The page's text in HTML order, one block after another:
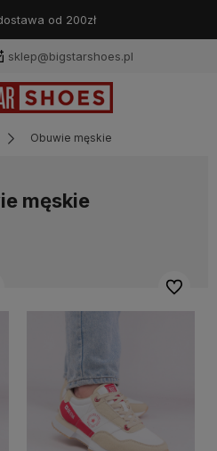
zwroty
sklep@bigstarshoes.pl
Obuwie męskie
męskie
Do